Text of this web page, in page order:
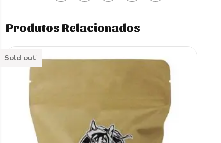
Produtos Relacionados
Sold out!